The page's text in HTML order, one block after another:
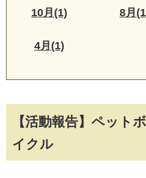
【活動報告】ペット
イクル
10月(1) 8月
4月(1)